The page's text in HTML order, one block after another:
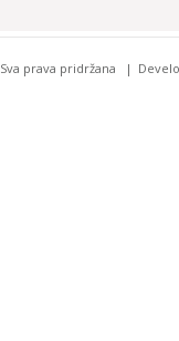
Sva prava pridržana